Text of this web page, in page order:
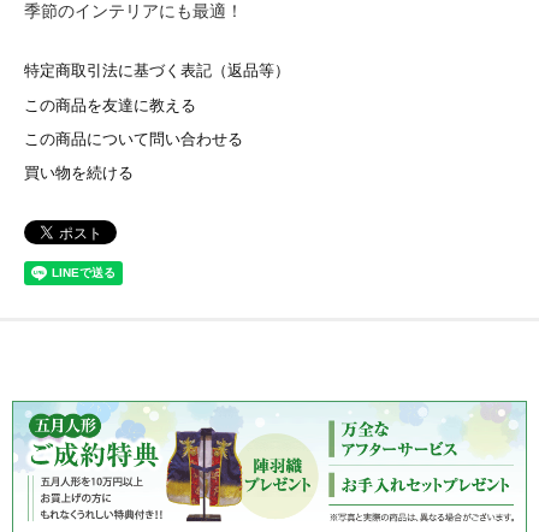
季節のインテリアにも最適！
特定商取引法に基づく表記（返品等）
この商品を友達に教える
この商品について問い合わせる
買い物を続ける